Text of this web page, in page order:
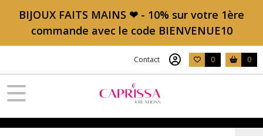
BIJOUX FAITS MAINS ❤ - 10% sur votre 1ère
commande avec le code BIENVENUE10
Contact 0 0